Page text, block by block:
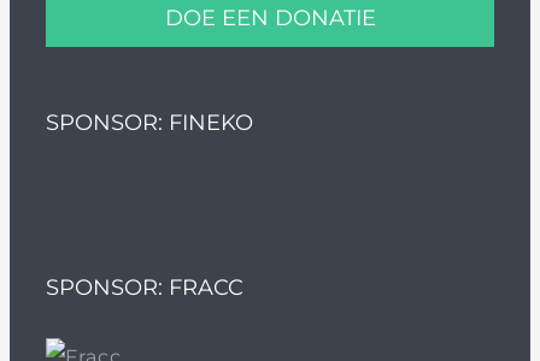
DOE EEN DONATIE
SPONSOR: FINEKO
SPONSOR: FRACC